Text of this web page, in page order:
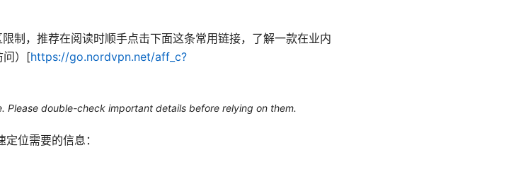
制，推荐在阅读时顺手点击下面这条常用链接，了解一款在业内
问）[https://go.nordvpn.net/aff_c?
Please double-check important details before relying on them.
位需要的信息：